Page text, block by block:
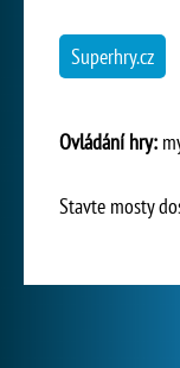
Superhry.cz
Ovládání hry:
Stavte mosty